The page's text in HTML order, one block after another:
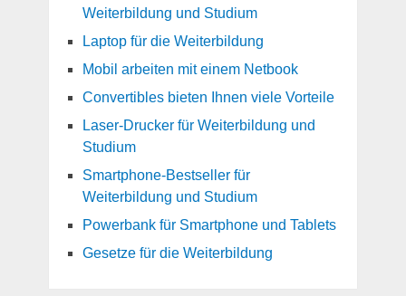
Weiterbildung und Studium
Laptop für die Weiterbildung
Mobil arbeiten mit einem Netbook
Convertibles bieten Ihnen viele Vorteile
Laser-Drucker für Weiterbildung und
Studium
Smartphone-Bestseller für
Weiterbildung und Studium
Powerbank für Smartphone und Tablets
Gesetze für die Weiterbildung